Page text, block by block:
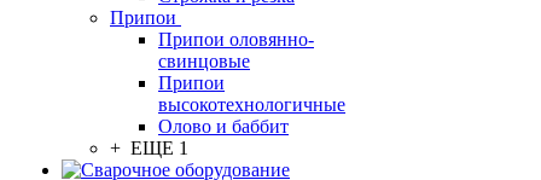
Припои
Припои оловянно-
свинцовые
Припои
высокотехнологичные
Олово и баббит
+ ЕЩЕ 1